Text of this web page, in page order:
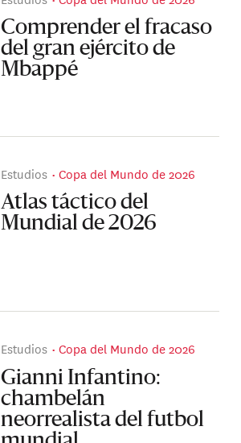
Comprender el fracaso
del gran ejército de
Mbappé
Estudios Copa del Mundo de 2026
Atlas táctico del
Mundial de 2026
Estudios Copa del Mundo de 2026
Gianni Infantino:
chambelán
neorrealista del futbol